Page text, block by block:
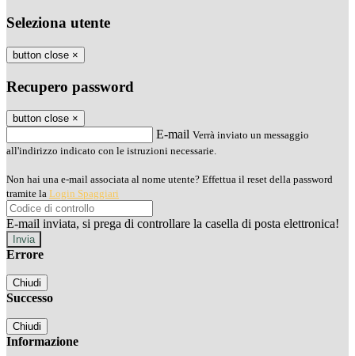
Seleziona utente
button close ×
Recupero password
button close ×
E-mail Verrà inviato un messaggio
all'indirizzo indicato con le istruzioni necessarie.
Non hai una e-mail associata al nome utente? Effettua il reset della password
tramite la Login Spaggiari
E-mail inviata, si prega di controllare la casella di posta elettronica!
Errore
Chiudi
Successo
Chiudi
Informazione